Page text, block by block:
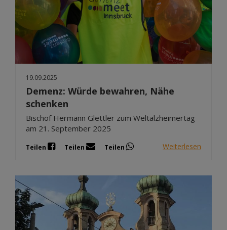
19.09.2025
Demenz: Würde bewahren, Nähe
schenken
Bischof Hermann Glettler zum Weltalzheimertag
am 21. September 2025
Teilen Teilen Teilen Weiterlesen